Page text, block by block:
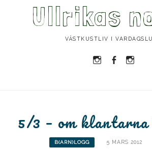
Ullrikas
VÄSTKUSTLIV I
5/3 – om
B(ARN)LOGG 5 MARS 2012